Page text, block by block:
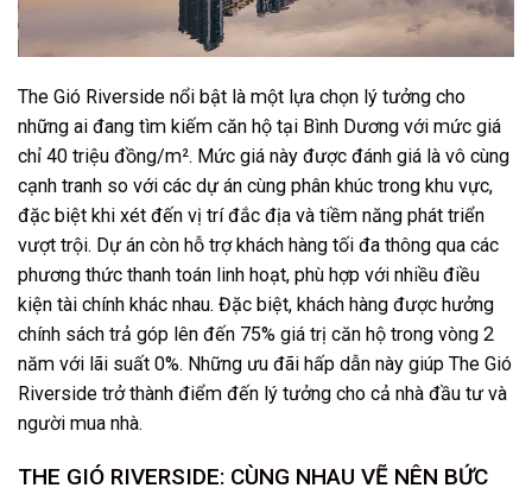
The Gió Riverside nổi bật là một lựa chọn lý tưởng cho
những ai đang tìm kiếm căn hộ tại Bình Dương với mức giá
chỉ 40 triệu đồng/m². Mức giá này được đánh giá là vô cùng
cạnh tranh so với các dự án cùng phân khúc trong khu vực,
đặc biệt khi xét đến vị trí đắc địa và tiềm năng phát triển
vượt trội. Dự án còn hỗ trợ khách hàng tối đa thông qua các
phương thức thanh toán linh hoạt, phù hợp với nhiều điều
kiện tài chính khác nhau. Đặc biệt, khách hàng được hưởng
chính sách trả góp lên đến 75% giá trị căn hộ trong vòng 2
năm với lãi suất 0%. Những ưu đãi hấp dẫn này giúp The Gió
Riverside trở thành điểm đến lý tưởng cho cả nhà đầu tư và
người mua nhà.
THE GIÓ RIVERSIDE: CÙNG NHAU VẼ NÊN BỨC